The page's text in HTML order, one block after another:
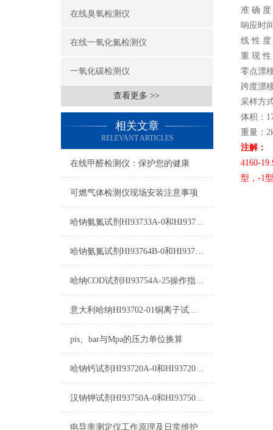
在线臭氧检测仪
在线一氧化氮检测仪
一氧化碳检测仪
查看更多 >>
相关文章
RELEVANT ARTICLES
在线甲醛检测仪：保护您的健康
可燃气体检测仪现场安装注意事项
哈钠氨氮试剂HI93733A-0和HI93733B-0使用方法
哈钠氨氮试剂HI93764B-0和HI93764-0测量原理
哈纳COD试剂HI93754A-25操作指南及测量标准
意大利哈纳HI93702-01铜离子试剂图片及参数
pis、bar与Mpa的压力单位换算
哈钠钙试剂HI93720A-0和HI93720B-0使用方法
汉钠钾试剂HI93750A-0和HI93750B-0使用指南
电导率测定仪工作原理及日常维护
准 确
响应时
线 性
重 现 性
零点漂
跨度漂
采样方
体积：
重量：
注解：
4160-
型， -1